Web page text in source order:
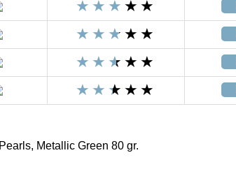
Metallic Green 80 gr.